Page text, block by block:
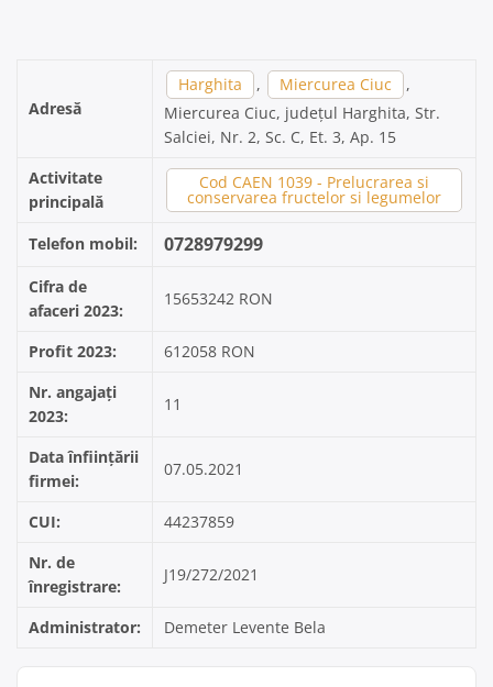
Adresă
Harghita , Miercurea Ciuc
,
Miercurea Ciuc, județul Harghita, Str.
Salciei, Nr. 2, Sc. C, Et. 3, Ap. 15
Activitate
principală
Cod CAEN 1039 - Prelucrarea si
conservarea fructelor si legumelor
Telefon mobil: 0728979299
Cifra de
afaceri 2023:
15653242 RON
Profit 2023:
612058 RON
Nr. angajați
2023:
11
Data înființării
firmei:
07.05.2021
CUI:
44237859
Nr. de
înregistrare:
J19/272/2021
Administrator: Demeter Levente Bela